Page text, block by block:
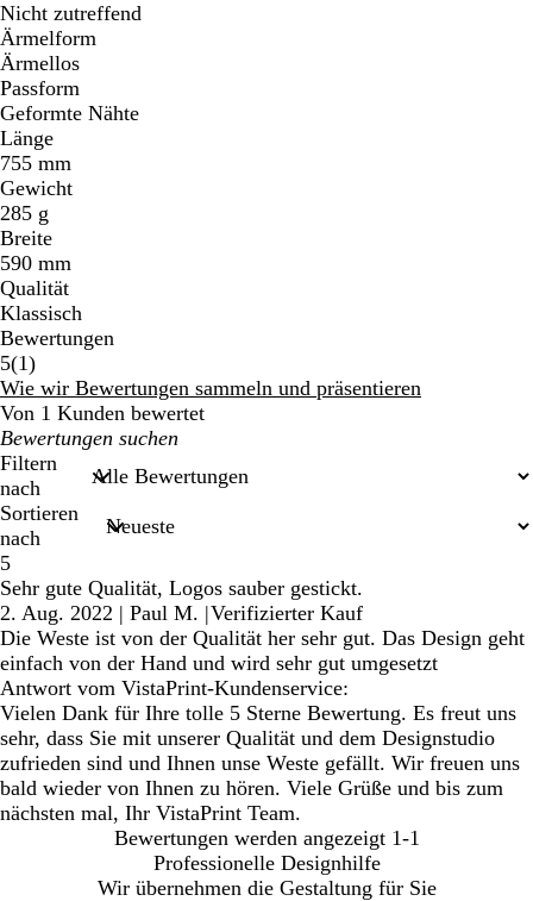
Nicht zutreffend
Ärmelform
Ärmellos
Passform
Geformte Nähte
Länge
755 mm
Gewicht
285 g
Breite
590 mm
Qualität
Klassisch
Bewertungen
5(11
Bewertungen
)
Wie wir Bewertungen sammeln und präsentieren
Von 1 Kunden bewertet
Meine
Sucheingaben
Filtern
nach
Sortieren
nach
5
Sehr gute Qualität, Logos sauber gestickt.
2. Aug. 2022 | Paul M. |Verifizierter Kauf
Die Weste ist von der Qualität her sehr gut. Das Design geht
einfach von der Hand und wird sehr gut umgesetzt
Antwort vom VistaPrint-Kundenservice:
Vielen Dank für Ihre tolle 5 Sterne Bewertung. Es freut uns
sehr, dass Sie mit unserer Qualität und dem Designstudio
zufrieden sind und Ihnen unse Weste gefällt. Wir freuen uns
bald wieder von Ihnen zu hören. Viele Grüße und bis zum
nächsten mal, Ihr VistaPrint Team.
Bewertungen werden angezeigt 1-1
Professionelle Designhilfe
Wir übernehmen die Gestaltung für Sie